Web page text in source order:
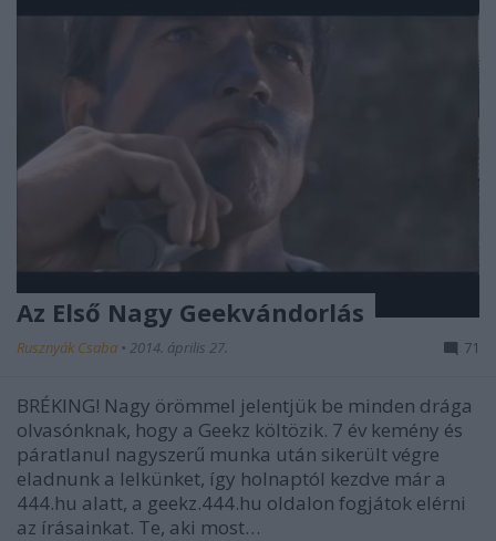
Az Első Nagy Geekvándorlás
Rusznyák Csaba • 2014. április 27. 71
BRÉKING! Nagy örömmel jelentjük be minden drága
olvasónknak, hogy a Geekz költözik. 7 év kemény és
páratlanul nagyszerű munka után sikerült végre
eladnunk a lelkünket, így holnaptól kezdve már a
444.hu alatt, a geekz.444.hu oldalon fogjátok elérni
az írásainkat. Te, aki most…